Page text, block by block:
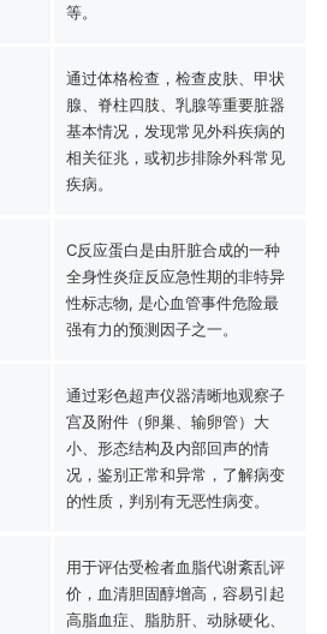
等。
通过体格检查，检查皮肤、甲状
腺、脊柱四肢、乳腺等重要脏器
基本情况，发现常见外科疾病的
相关征兆，或初步排除外科常见
疾病。
C反应蛋白是由肝脏合成的一种
全身性炎症反应急性期的非特异
性标志物, 是心血管事件危险最
强有力的预测因子之一。
通过彩色超声仪器清晰地观察子
宫及附件（卵巢、输卵管）大
小、形态结构及内部回声的情
况，鉴别正常和异常，了解病变
的性质，判别有无恶性病变。
用于评估受检者血脂代谢紊乱评
价，血清胆固醇增高，容易引起
高脂血症、脂肪肝、动脉硬化、